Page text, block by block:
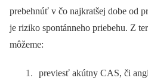
prebehnúť v čo najkratšej dobe od
je riziko spontánneho priebehu. Z
môžeme:
previesť akútny CAS, či